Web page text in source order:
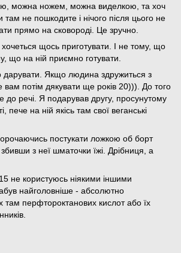
можна ножем, можна виделкою, та хоч
не пошкодите і нічого після цього не
прямо на сковороді. Це зручно.
щось приготувати. І не тому, що
що на ній приємно готувати.
дарувати. Якщо людина здружиться з
вам потім дякувати ще років 20))). До того
до речі. Я подарував другу, просунутому
пече на ній якісь там свої веганські
постукати ложкою об борт
з неї шматочки їжі. Дрібниця, а
не користуюсь ніякими іншими
найголовніше - абсолютно
перфтороктанових кислот або їх